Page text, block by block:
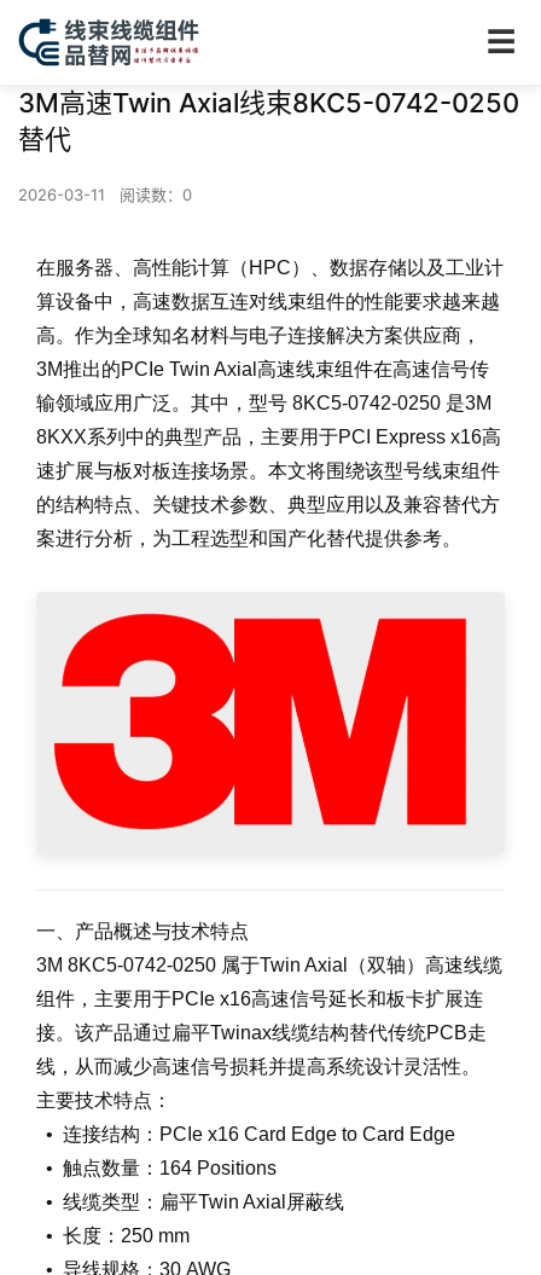
☰
3M高速Twin Axial线束8KC5-0742-0250
替代
2026-03-11 阅读数： 0
在服务器、高性能计算（HPC）、数据存储以及工业计
算设备中，高速数据互连对线束组件的性能要求越来越
高。作为全球知名材料与电子连接解决方案供应商，
3M推出的PCIe Twin Axial高速线束组件在高速信号传
输领域应用广泛。其中，型号 8KC5-0742-0250 是3M
8KXX系列中的典型产品，主要用于PCI Express x16高
速扩展与板对板连接场景。本文将围绕该型号线束组件
的结构特点、关键技术参数、典型应用以及兼容替代方
案进行分析，为工程选型和国产化替代提供参考。
一、产品概述与技术特点
3M 8KC5-0742-0250 属于Twin Axial（双轴）高速线缆
组件，主要用于PCIe x16高速信号延长和板卡扩展连
接。该产品通过扁平Twinax线缆结构替代传统PCB走
线，从而减少高速信号损耗并提高系统设计灵活性。
主要技术特点：
• 连接结构：PCIe x16 Card Edge to Card Edge
• 触点数量：164 Positions
• 线缆类型：扁平Twin Axial屏蔽线
• 长度：250 mm
• 导线规格：30 AWG